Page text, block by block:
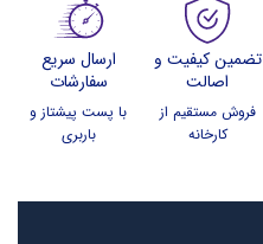
تضمین کیفیت و
اصالت
فروش مستقیم از
کارخانه
ارسال سریع
سفارشات
با پست پیشتاز و
باربری